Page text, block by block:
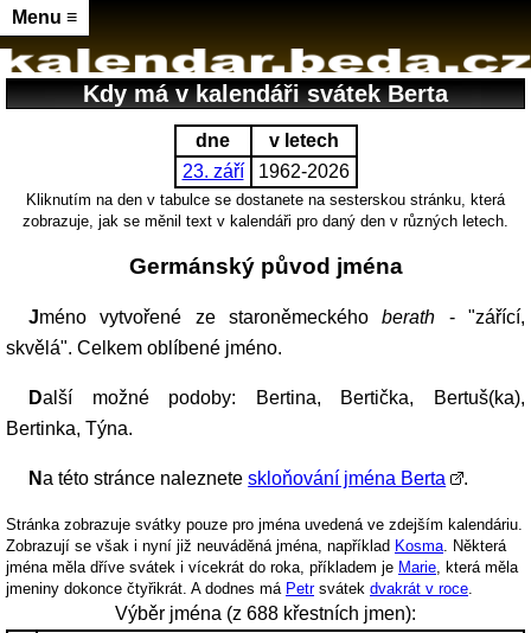
Menu ≡
Kdy má v kalendáři svátek Berta
dne
v letech
23. září
1962-2026
Kliknutím na den v tabulce se dostanete na sesterskou stránku, která
zobrazuje, jak se měnil text v kalendáři pro daný den v různých letech.
Germánský původ jména
Jméno vytvořené ze staroněmeckéhoberath - "zářící,
skvělá". Celkem oblíbené jméno.
Další možné podoby: Bertina, Bertička, Bertuš(ka),
Bertinka, Týna.
Na této stránce nalezneteskloňování jména Berta .
Stránka zobrazuje svátky pouze pro jména uvedená ve zdejším kalendáriu.
Zobrazují se však i nyní již neuváděná jména, například Kosma . Některá
jména měla dříve svátek i vícekrát do roka, příkladem je Marie , která měla
jmeniny dokonce čtyřikrát. A dodnes má Petrsvátek dvakrát v roce
Výběr jména (z 688 křestních jmen):